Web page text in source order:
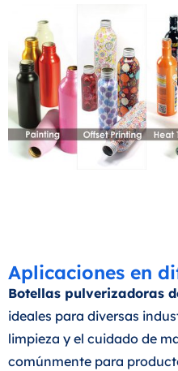
Aplicaciones en
Botellas pulverizadoras
ideales para diversas
limpieza y el cuidado de
comúnmente para